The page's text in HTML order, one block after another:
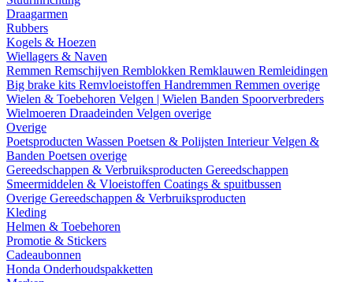
Draagarmen
Rubbers
Kogels & Hoezen
Wiellagers & Naven
Remmen Remschijven Remblokken Remklauwen Remleidingen
Big brake kits Remvloeistoffen Handremmen Remmen overige
Wielen & Toebehoren Velgen | Wielen Banden Spoorverbreders
Wielmoeren Draadeinden Velgen overige
Overige
Poetsproducten Wassen Poetsen & Polijsten InterieurVelgen &
Banden Poetsen overige
Gereedschappen & Verbruiksproducten Gereedschappen
Smeermiddelen & Vloeistoffen Coatings & spuitbussen
Overige Gereedschappen & Verbruiksproducten
Kleding
Helmen & Toebehoren
Promotie & Stickers
Cadeaubonnen
Honda Onderhoudspakketten